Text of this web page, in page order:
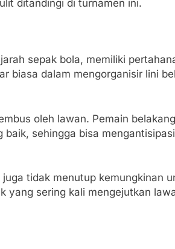
ditandingi di turnamen ini.
sepak bola, memiliki
biasa dalam mengorganisir lini
oleh lawan. Pemain belakang
sehingga bisa
tidak menutup kemungkinan
yang sering kali mengejutkan